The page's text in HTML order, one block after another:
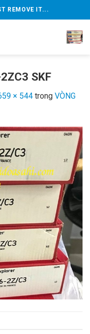
REMOVE IT...
SKF
× 544 trong VÒNG